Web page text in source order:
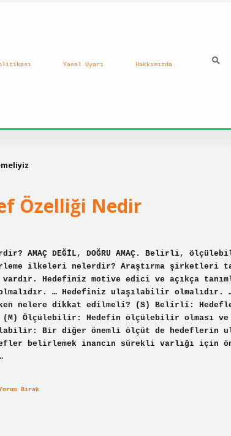
Yasal Uyarı Hakkımızda
Özelliği Nedir
AMAÇ DEĞİL, DOĞRU AMAÇ. Belirli,
ilkeleri nelerdir? Araştırma şirketleri
Hedefiniz motive edici ve açıkça
… Hedefiniz ulaşılabilir
nelere dikkat edilmeli? (S) Belirli: Hedefler
(M) Ölçülebilir: Hedefin ölçülebilir olması ve
Bir diğer önemli ölçüt de hedeflerin
belirlemek inancın sürekli varlığı için
Bırak